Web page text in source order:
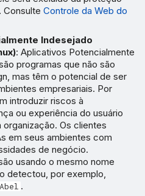
ConsulteControle da Web do
Indesejado
: Aplicativos Potencialmente
programas que não são
mas têm o potencial de ser
empresariais. Por
introduzir riscos à
ou experiência do usuário
Os clientes
em seus ambientes com
de negócio.
usando o mesmo nome
detectou, por exemplo,
.